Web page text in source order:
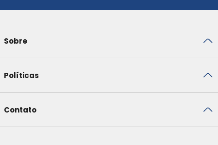
Sobre
Políticas
Contato